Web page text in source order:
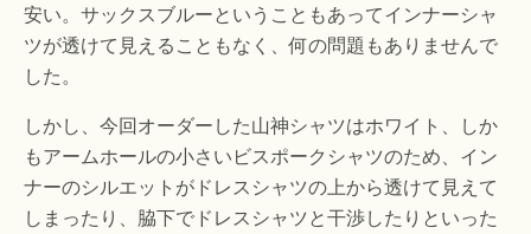
安い。サックスブルーということもあってインナーシャ
ツが透けて見えることもなく、何の問題もありませんで
した。
しかし、今回オーダーした山神シャツはホワイト、しか
もアームホールの小さいビスポークシャツのため、イン
ナーのシルエットがドレスシャツの上から透けて見えて
しまったり、脇下でドレスシャツと干渉したりといった